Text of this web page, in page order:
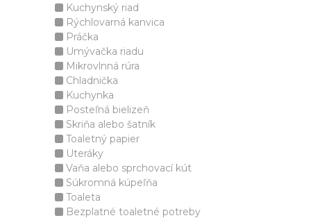
Kuchynský riad
Rýchlovarná kanvica
Práčka
Umývačka riadu
Mikrovlnná rúra
Chladnička
Kuchynka
Posteľná bielizeň
Skriňa alebo šatník
Toaletný papier
Uteráky
Vaňa alebo sprchovací kút
Súkromná kúpeľňa
Toaleta
Bezplatné toaletné potreby